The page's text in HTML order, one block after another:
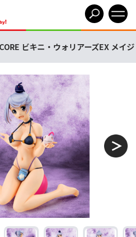
ビキニ・ウォリアーズEX メイジ